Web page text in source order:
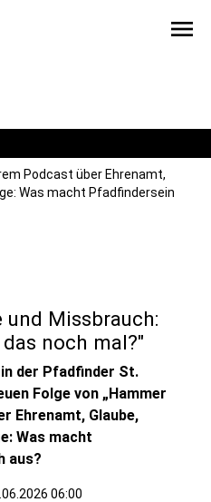
menu
Podcast über Ehrenamt,
Was macht Pfadfindersein
und Missbrauch:
noch mal?"
der Pfadfinder St.
Folge von „Hammer
Ehrenamt, Glaube,
Was macht
aus?
06:00